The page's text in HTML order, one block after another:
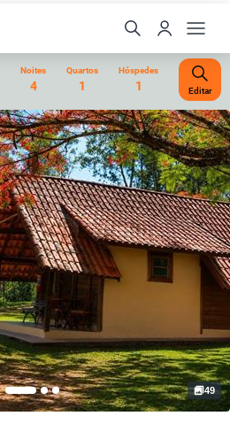
Noites
4
Quartos
1
Hóspedes
1 Editar
49